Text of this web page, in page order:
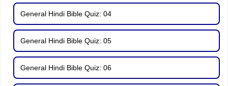
General Hindi Bible Quiz: 04
General Hindi Bible Quiz: 05
General Hindi Bible Quiz: 06